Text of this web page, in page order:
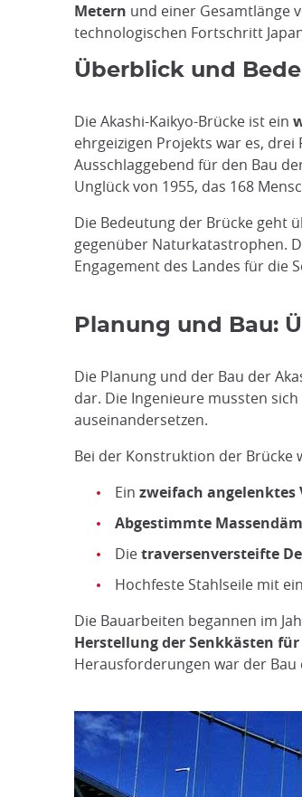
Metern und einer Gesamtlänge
technologischen Fortschritt
Überblick und
Die Akashi-Kaikyo-Brücke ist ein
ehrgeizigen Projekts war es,
Ausschlaggebend für den Bau
Unglück von 1955, das 168
Die Bedeutung der Brücke geht
gegenüber Naturkatastrophen.
Engagement des Landes für die
Planung und Bau:
Die Planung und der Bau der
dar. Die Ingenieure mussten
auseinandersetzen.
Bei der Konstruktion der
Ein zweifach
Abgestimmte
Dietraversenversteifte
Hochfeste Stahlseile mit
Die Bauarbeiten begannen im
Herstellung der Senkkästen
Herausforderungen war der